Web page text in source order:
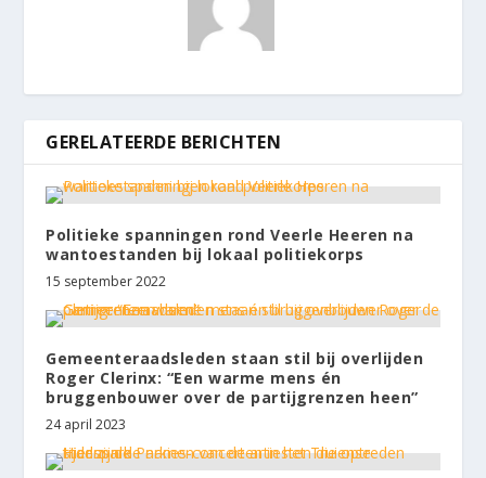
GERELATEERDE BERICHTEN
Politieke spanningen rond Veerle Heeren na
wantoestanden bij lokaal politiekorps
15 september 2022
Gemeenteraadsleden staan stil bij overlijden
Roger Clerinx: “Een warme mens én
bruggenbouwer over de partijgrenzen heen”
24 april 2023